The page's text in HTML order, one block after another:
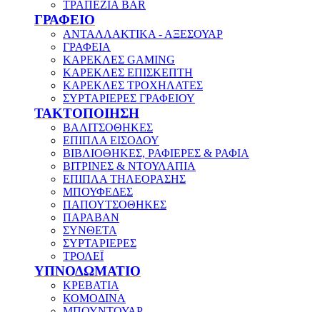
ΤΡΑΠΕΖΙΑ BAR
ΓΡΑΦΕΙΟ
ΑΝΤΑΛΛΑΚΤΙΚΑ - ΑΞΕΣΟΥΑΡ
ΓΡΑΦΕΙΑ
ΚΑΡΕΚΛΕΣ GAMING
ΚΑΡΕΚΛΕΣ ΕΠΙΣΚΕΠΤΗ
ΚΑΡΕΚΛΕΣ ΤΡΟΧΗΛΑΤΕΣ
ΣΥΡΤΑΡΙΕΡΕΣ ΓΡΑΦΕΙΟΥ
ΤΑΚΤΟΠΟΙΗΣΗ
ΒΑΛΙΤΣΟΘΗΚΕΣ
ΕΠΙΠΛΑ ΕΙΣΟΔΟΥ
ΒΙΒΛΙΟΘΗΚΕΣ, ΡΑΦΙΕΡΕΣ & ΡΑΦΙΑ
ΒΙΤΡΙΝΕΣ & ΝΤΟΥΛΑΠΙΑ
ΕΠΙΠΛΑ ΤΗΛΕΟΡΑΣΗΣ
ΜΠΟΥΦΕΔΕΣ
ΠΑΠΟΥΤΣΟΘΗΚΕΣ
ΠΑΡΑΒΑΝ
ΣΥΝΘΕΤΑ
ΣΥΡΤΑΡΙΕΡΕΣ
ΤΡΟΛΕΪ
ΥΠΝΟΔΩΜΑΤΙΟ
ΚΡΕΒΑΤΙΑ
ΚΟΜΟΔΙΝΑ